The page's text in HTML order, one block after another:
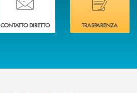
CONTATTO DIRETTO TRASPARENZA